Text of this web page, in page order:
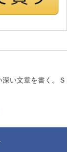
い文章を書く。Ｓ